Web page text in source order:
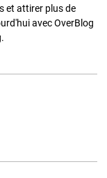
et attirer plus de
avec OverBlog